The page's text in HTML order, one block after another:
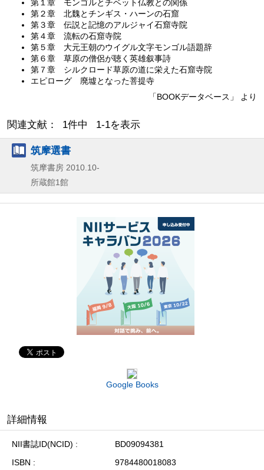
第１章 モンゴルとチベット仏教との関係
第２章 北魏とチンギス・ハーンの石窟
第３章 伝説と記憶のアルジャイ石窟寺院
第４章 流転の石窟寺院
第５章 大元王朝のウイグル文字モンゴル語題辞
第６章 草原の僧侶が聴く英雄叙事詩
第７章 シルクロード草原の道に栄えた石窟寺院
エピローグ 廃墟となった菩提寺
「BOOKデータベース」 より
関連文献： 1件中 1-1を表示
筑摩選書
筑摩書房 2010.10-
所蔵館1館
Google Books
詳細情報
NII書誌ID(NCID)
BD09094381
ISBN
9784480018083